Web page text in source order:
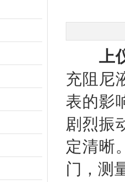
上
充阻尼
表的影
剧烈振
定清晰
门，测